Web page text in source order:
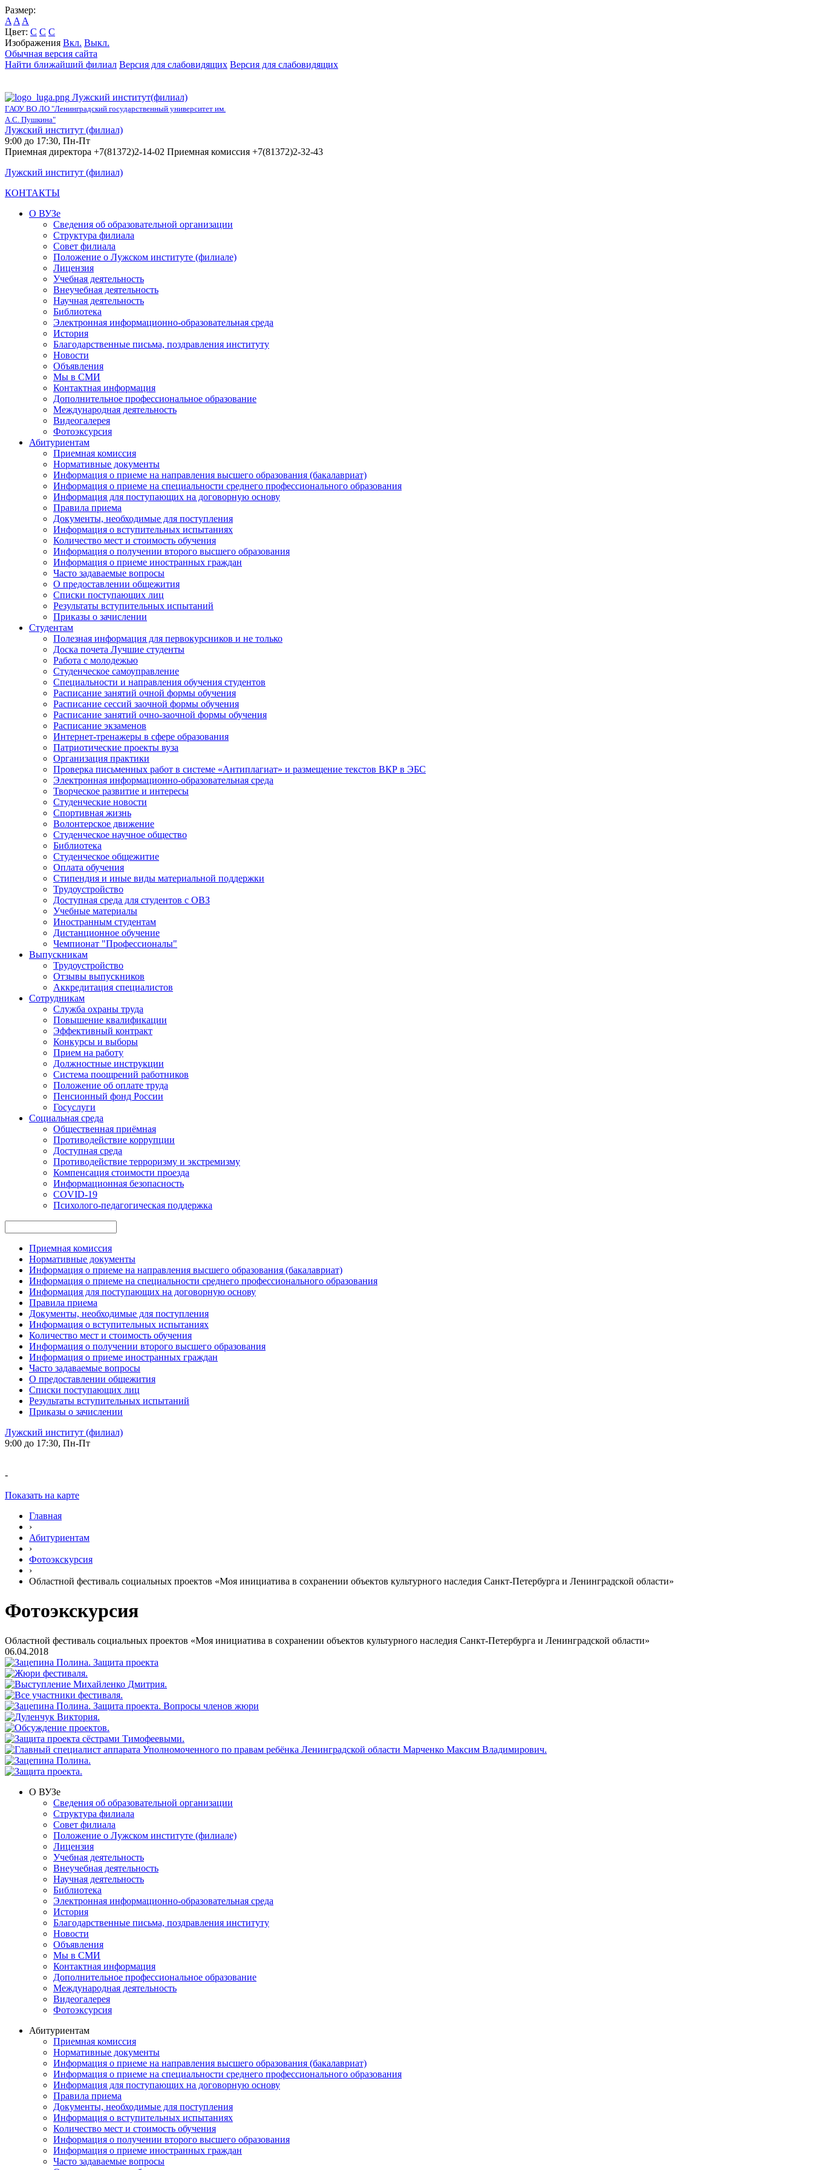
Размер:
A A A
Цвет: C C C
Изображения Вкл. Выкл.
Обычная версия сайта
Найти ближайший филиал Версия для слабовидящих Версия для слабовидящих
Лужский институт(филиал)
ГАОУ ВО ЛО "Ленинградский государственный университет им.
А.С. Пушкина"
Лужский институт (филиал)
9:00 до 17:30, Пн-Пт
Приемная директора +7(81372)2-14-02 Приемная комиссия +7(81372)2-32-43
Лужский институт (филиал)
КОНТАКТЫ
О ВУЗе
Сведения об образовательной организации
Структура филиала
Совет филиала
Положение о Лужском институте (филиале)
Лицензия
Учебная деятельность
Внеучебная деятельность
Научная деятельность
Библиотека
Электронная информационно-образовательная среда
История
Благодарственные письма, поздравления институту
Новости
Объявления
Мы в СМИ
Контактная информация
Дополнительное профессиональное образование
Международная деятельность
Видеогалерея
Фотоэксурсия
Абитуриентам
Приемная комиссия
Нормативные документы
Информация о приеме на направления высшего образования (бакалавриат)
Информация о приеме на специальности среднего профессионального образования
Информация для поступающих на договорную основу
Правила приема
Документы, необходимые для поступления
Информация о вступительных испытаниях
Количество мест и стоимость обучения
Информация о получении второго высшего образования
Информация о приеме иностранных граждан
Часто задаваемые вопросы
О предоставлении общежития
Списки поступающих лиц
Результаты вступительных испытаний
Приказы о зачислении
Студентам
Полезная информация для первокурсников и не только
Доска почета Лучшие студенты
Работа с молодежью
Студенческое самоуправление
Специальности и направления обучения студентов
Расписание занятий очной формы обучения
Расписание сессий заочной формы обучения
Расписание занятий очно-заочной формы обучения
Расписание экзаменов
Интернет-тренажеры в сфере образования
Патриотические проекты вуза
Организация практики
Проверка письменных работ в системе «Антиплагиат» и размещение текстов ВКР в ЭБС
Электронная информационно-образовательная среда
Творческое развитие и интересы
Студенческие новости
Спортивная жизнь
Волонтерское движение
Студенческое научное общество
Библиотека
Студенческое общежитие
Оплата обучения
Стипендия и иные виды материальной поддержки
Трудоустройство
Доступная среда для студентов с ОВЗ
Учебные материалы
Иностранным студентам
Дистанционное обучение
Чемпионат "Профессионалы"
Выпускникам
Трудоустройство
Отзывы выпускников
Аккредитация специалистов
Сотрудникам
Служба охраны труда
Повышение квалификации
Эффективный контракт
Конкурсы и выборы
Прием на работу
Должностные инструкции
Система поощрений работников
Положение об оплате труда
Пенсионный фонд России
Госуслуги
Социальная среда
Общественная приёмная
Противодействие коррупции
Доступная среда
Противодействие терроризму и экстремизму
Компенсация стоимости проезда
Информационная безопасность
COVID-19
Психолого-педагогическая поддержка
Приемная комиссия
Нормативные документы
Информация о приеме на направления высшего образования (бакалавриат)
Информация о приеме на специальности среднего профессионального образования
Информация для поступающих на договорную основу
Правила приема
Документы, необходимые для поступления
Информация о вступительных испытаниях
Количество мест и стоимость обучения
Информация о получении второго высшего образования
Информация о приеме иностранных граждан
Часто задаваемые вопросы
О предоставлении общежития
Списки поступающих лиц
Результаты вступительных испытаний
Приказы о зачислении
Лужский институт (филиал)
9:00 до 17:30, Пн-Пт
-
Показать на карте
Главная
›
Абитуриентам
›
Фотоэкскурсия
›
Областной фестиваль социальных проектов «Моя инициатива в сохранении объектов культурного наследия Санкт-Петербурга и Ленинградской области»
Фотоэкскурсия
Областной фестиваль социальных проектов «Моя инициатива в сохранении объектов культурного наследия Санкт-Петербурга и Ленинградской области»
06.04.2018
О ВУЗе
Сведения об образовательной организации
Структура филиала
Совет филиала
Положение о Лужском институте (филиале)
Лицензия
Учебная деятельность
Внеучебная деятельность
Научная деятельность
Библиотека
Электронная информационно-образовательная среда
История
Благодарственные письма, поздравления институту
Новости
Объявления
Мы в СМИ
Контактная информация
Дополнительное профессиональное образование
Международная деятельность
Видеогалерея
Фотоэксурсия
Абитуриентам
Приемная комиссия
Нормативные документы
Информация о приеме на направления высшего образования (бакалавриат)
Информация о приеме на специальности среднего профессионального образования
Информация для поступающих на договорную основу
Правила приема
Документы, необходимые для поступления
Информация о вступительных испытаниях
Количество мест и стоимость обучения
Информация о получении второго высшего образования
Информация о приеме иностранных граждан
Часто задаваемые вопросы